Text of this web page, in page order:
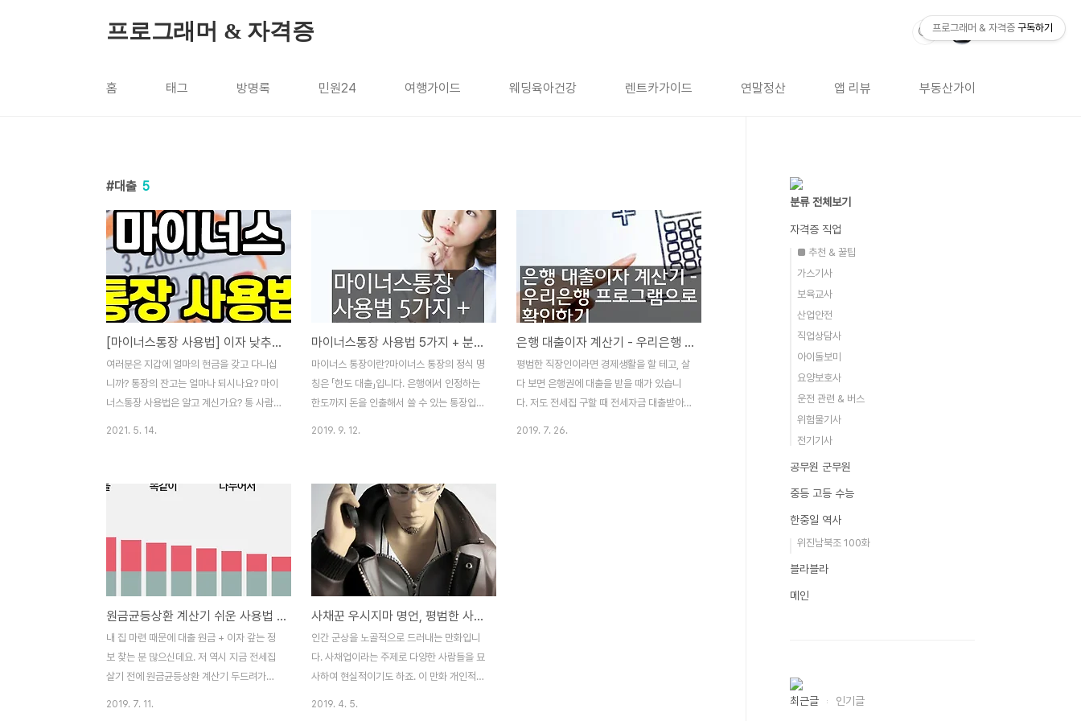
프로그래머 & 자격증
홈 태그 방명록 민원24 여행가이드 웨딩육아건강 렌트카가이드 연말정산 앱 리뷰 부동산가이드
대출 5
[마이너스통장 사용법] 이자 낮추는 방법 및 마통 장점 4가지
여러분은 지갑에 얼마의 현금을 갖고 다니십
니까? 통장의 잔고는 얼마나 되시나요? 마이
너스통장 사용법은 알고 계신가요? 통 사람
통장은 잘 아시다시피 잘 쓰면 약이 되지만
잘못 쓰면 독이 될 수 있는 양날의 검 같은 존
서 오늘은 현명한 마이너스통장 사용법과 긴
급 자금에 대처하는 재테크 방법에 대해 알아
보도록 하겠습니다. 마이너스통장 사용법 마
이너스 통장은 입출금이 자유로운 은행 예금
에 신용대출 한도를 미..
2021. 5. 14.
마이너스통장 사용법 5가지 + 분개 경리 방법
마이너스 통장이란?마이너스 통장의 정식 명
칭은 「한도 대출」입니다. 은행에서 인정하는
한도까지 돈을 인출해서 쓸 수 있는 통장입니
면에서는 현금서비스(단기 대출)를 받는 것과
비슷합니다. 하지만 현금서비스와는 다른 것
이 하나 있는데요. 다음 달 돈을 입금하지 않
아도 마이너스 통장은 계약 기간(보통 1년)이
끝날 때까지는 처음 설정한 한도를 초과하지
않는다면 금융제재가 이루어지지 않는다는
것입니다. 이 점은 장점일 수도 있고 단점일
수도 있는데요. 마이너스 잔고를 빨리 플러스
로 만들지 않으면(마이너스 대출받은 것을 입
금하여 갚지 않으면..
2019. 9. 12.
은행 대출이자 계산기 - 우리은행 프로그램으로 확인하기
평범한 직장인이라면 경제생활을 할 테고, 살
다 보면 은행권에 대출을 받을 때가 있습니
다. 저도 전세집 구할 때 전세자금 대출받아
2019. 7. 26.
원금균등상환 계산기 쉬운 사용법 - 우리은행 금융감독원
내 집 마련 때문에 대출 원금 + 이자 갚는 정
보 찾는 분 많으신데요. 저 역시 지금 전세집
살기 전에 원금균등상환 계산기 두드려가며
2019. 7. 11.
사채꾼 우시지마 명언, 평범한 사람이 빚쟁이 되는 이유
인간 군상을 노골적으로 드러내는 만화입니
다. 사채업이라는 주제로 다양한 사람들을 묘
사하여 현실적이기도 하죠. 이 만화 개인적으
2019. 4. 5.
분류 전체보기
자격증 직업
■ 추천 & 꿀팁
가스기사
보육교사
산업안전
직업상담사
아이돌보미
요양보호사
운전 관련 & 버스
위험물기사
전기기사
공무원 군무원
중등 고등 수능
한중일 역사
위진남북조 100화
블라블라
메인
최근글 인기글
프로그래머 & 자격증 구독하기